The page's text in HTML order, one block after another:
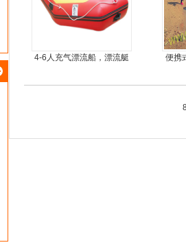
4-6人充气漂流船，漂流艇
便携